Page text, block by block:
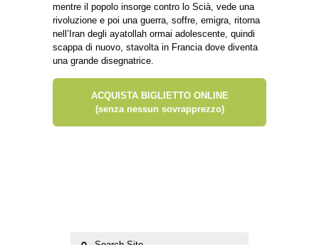
mentre il popolo insorge contro lo Scià, vede una
rivoluzione e poi una guerra, soffre, emigra, ritorna
nell’Iran degli ayatollah ormai adolescente, quindi
scappa di nuovo, stavolta in Francia dove diventa
una grande disegnatrice.
ACQUISTA BIGLIETTO ONLINE
(senza nessun sovrapprezzo)